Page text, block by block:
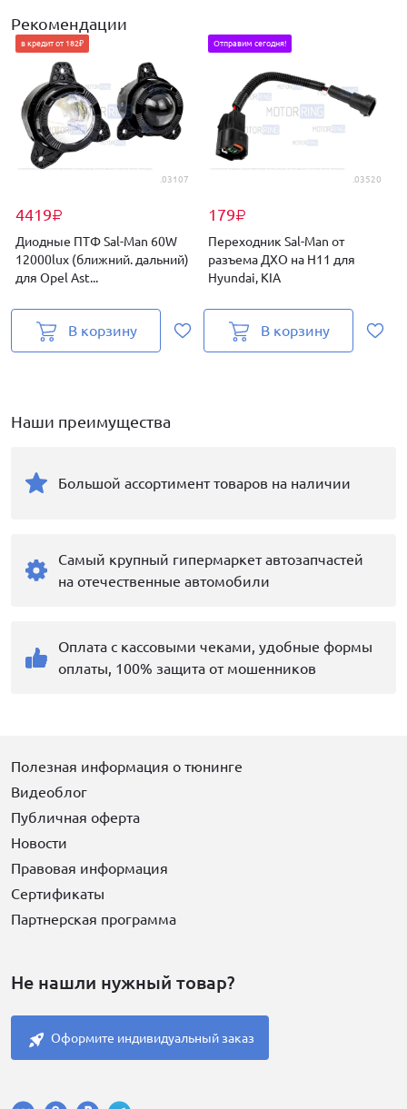
Рекомендации
.03107
4419₽
в кредит от 182₽
Диодные ПТФ Sal-Man 60W
12000lux (ближний. дальний)
для Opel Ast...
В корзину
.03520
179₽
Отправим сегодня!
Переходник Sal-Man от
разъема ДХО на H11 для
Hyundai, KIA
В корзину
Наши преимущества
Большой ассортимент товаров на наличии
Самый крупный гипермаркет автозапчастей
на отечественные автомобили
Оплата с кассовыми чеками, удобные формы
оплаты, 100% защита от мошенников
Полезная информация о тюнинге
Видеоблог
Публичная оферта
Новости
Правовая информация
Сертификаты
Партнерская программа
Не нашли нужный товар?
Оформите индивидуальный заказ